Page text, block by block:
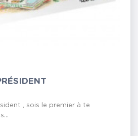
, sois le premier à te